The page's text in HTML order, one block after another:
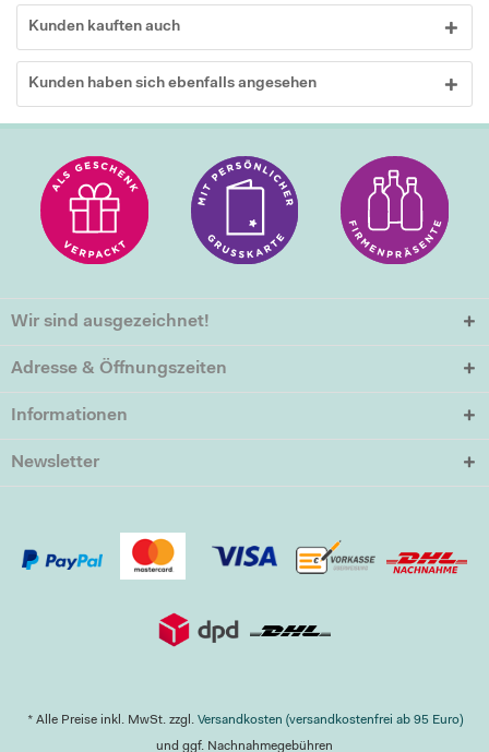
Kunden kauften auch
Kunden haben sich ebenfalls angesehen
Wir sind ausgezeichnet!
Adresse & Öffnungszeiten
Informationen
Newsletter
* Alle Preise inkl. MwSt. zzgl. Versandkosten (versandkostenfrei ab 95 Euro)
und ggf. Nachnahmegebühren